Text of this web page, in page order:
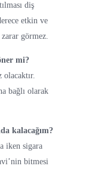
diş
etkin ve
görmez.
mi?
olacaktır.
bağlı olarak
kalacağım?
iken sigara
bitmesi